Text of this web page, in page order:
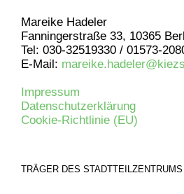
Mareike Hadeler
Fanningerstraße 33, 10365
Tel: 030-32519330 / 01573-
E-Mail:
Impressum
Datenschutzerklärung
Cookie-Richtlinie (EU)
TRÄGER DES STADTTEILZENTRUMS